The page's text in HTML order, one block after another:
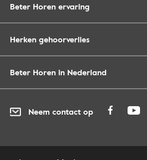
Beter Horen ervaring
Herken gehoorverlies
Beter Horen in Nederland
Neem contact op